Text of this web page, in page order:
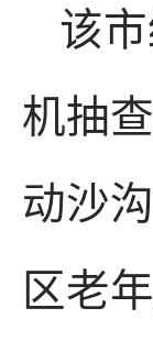
该
机抽
动沙
区老